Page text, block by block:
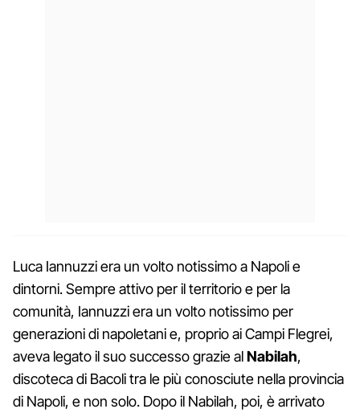
Luca Iannuzzi era un volto notissimo a Napoli e
dintorni. Sempre attivo per il territorio e per la
comunità, Iannuzzi era un volto notissimo per
generazioni di napoletani e, proprio ai Campi Flegrei,
aveva legato il suo successo grazie alNabilah,
discoteca di Bacoli tra le più conosciute nella provincia
di Napoli, e non solo. Dopo il Nabilah, poi, è arrivato